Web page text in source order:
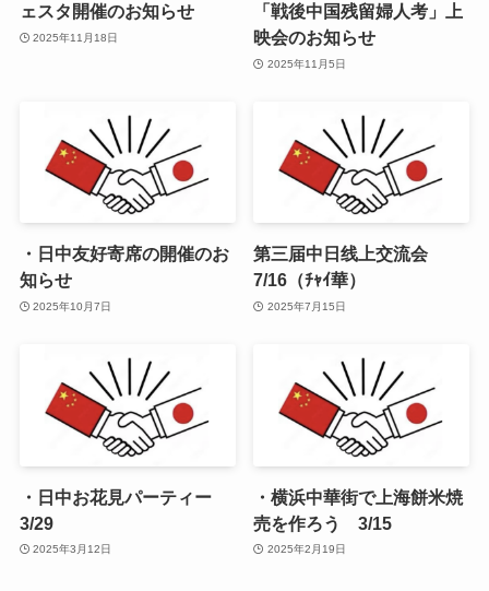
ェスタ開催のお知らせ
2025年11月18日
「戦後中国残留婦人考」上
映会のお知らせ
2025年11月5日
・日中友好寄席の開催のお
知らせ
2025年10月7日
第三届中日线上交流会
7/16（ﾁｬｲ華）
2025年7月15日
・日中お花見パーティー
3/29
2025年3月12日
・横浜中華街で上海餅米焼
売を作ろう 3/15
2025年2月19日